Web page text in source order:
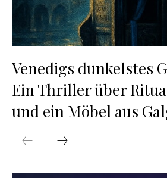
Venedigs dunkelstes
Ein Thriller über
und ein Möbel aus